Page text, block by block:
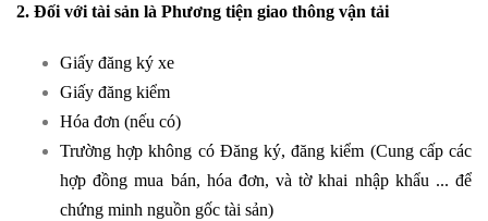
2. Đối với tài sản là Phương tiện giao thông vận tải
Giấy đăng ký xe
Giấy đăng kiểm
Hóa đơn (nếu có)
Trường hợp không có Đăng ký, đăng kiểm (Cung cấp các
hợp đồng mua bán, hóa đơn, và tờ khai nhập khẩu ... để
chứng minh nguồn gốc tài sản)